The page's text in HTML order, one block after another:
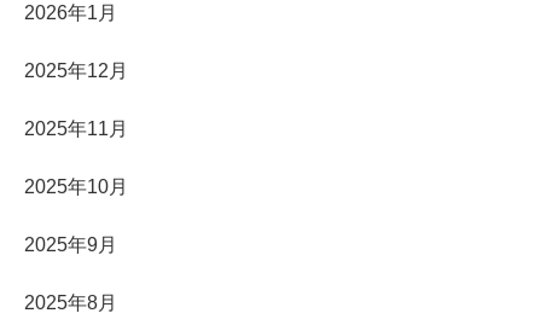
2026年1月
2025年12月
2025年11月
2025年10月
2025年9月
2025年8月